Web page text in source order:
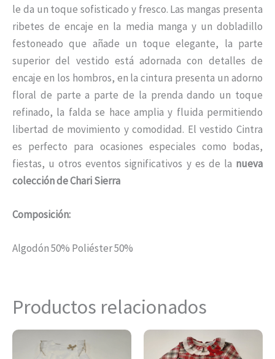
le da un toque sofisticado y fresco. Las mangas presenta
ribetes de encaje en la media manga y un dobladillo
festoneado que añade un toque elegante, la parte
superior del vestido está adornada con detalles de
encaje en los hombros, en la cintura presenta un adorno
floral de parte a parte de la prenda dando un toque
refinado, la falda se hace amplia y fluida permitiendo
libertad de movimiento y comodidad. El vestido Cintra
es perfecto para ocasiones especiales como bodas,
fiestas, u otros eventos significativos y es de la nueva
colección de Chari Sierra
Composición:
Algodón 50% Poliéster 50%
Productos relacionados
Este
producto